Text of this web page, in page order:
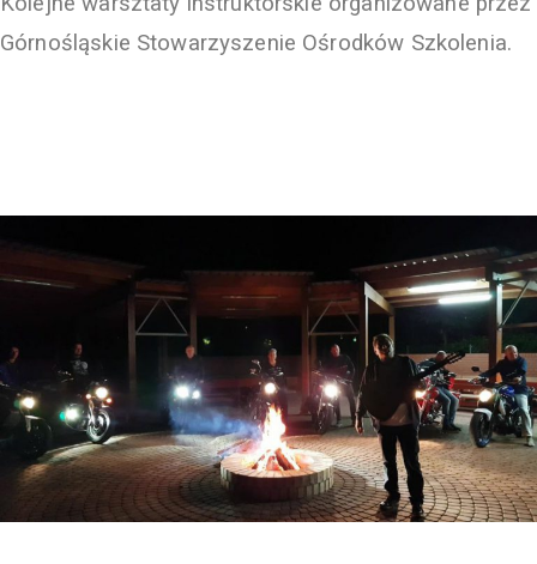
Górnośląskie Stowarzyszenie Ośrodków Szkolenia.